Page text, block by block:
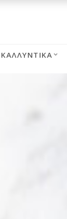
ΚΑΛΛΥΝΤΙΚΆ